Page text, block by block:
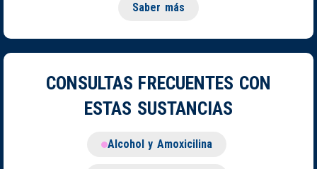
Saber más
CONSULTAS FRECUENTES CON
ESTAS SUSTANCIAS
Alcohol y Amoxicilina